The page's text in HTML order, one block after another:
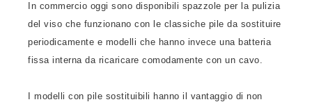
In commercio oggi sono disponibili spazzole per la pulizia
del viso che funzionano con le classiche pile da sostituire
periodicamente e modelli che hanno invece una batteria
fissa interna da ricaricare comodamente con un cavo.
I modelli con pile sostituibili hanno il vantaggio di non